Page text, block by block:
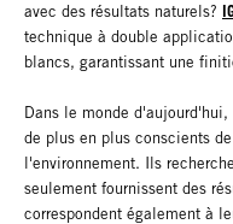
avec des résultats naturels?
technique à double
blancs, garantissant une
Dans le monde
de plus en plus conscients
l'environnement. Ils
seulement fournissent des
correspondent également à